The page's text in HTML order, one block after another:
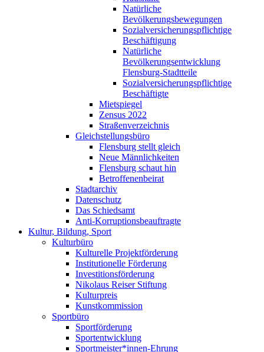
Natürliche
Bevölkerungsbewegungen
Sozialversicherungspflichtige
Beschäftigung
Natürliche
Bevölkerungsentwicklung
Flensburg-Stadtteile
Sozialversicherungspflichtige
Beschäftigte
Mietspiegel
Zensus 2022
Straßenverzeichnis
Gleichstellungsbüro
Flensburg stellt gleich
Neue Männlichkeiten
Flensburg schaut hin
Betroffenenbeirat
Stadtarchiv
Datenschutz
Das Schiedsamt
Anti-Korruptionsbeauftragte
Kultur, Bildung, Sport
Kulturbüro
Kulturelle Projektförderung
Institutionelle Förderung
Investitionsförderung
Nikolaus Reiser Stiftung
Kulturpreis
Kunstkommission
Sportbüro
Sportförderung
Sportentwicklung
Sportmeister*innen-Ehrung